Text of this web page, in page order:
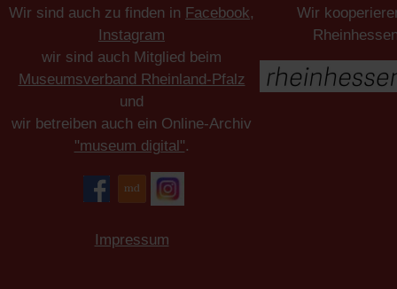
Wir sind auch zu finden in Facebook,
Instagram
wir sind auch Mitglied beim
Museumsverband Rheinland-Pfalz
und
wir betreiben auch ein Online-Archiv
"museum digital".
Impressum
Wir